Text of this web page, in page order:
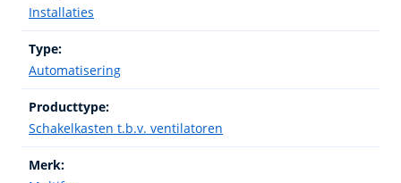
Installaties
Type:
Automatisering
Producttype:
Schakelkasten t.b.v. ventilatoren
Merk: